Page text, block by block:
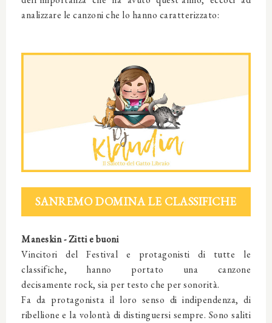
analizzare le canzoni che lo hanno caratterizzato:
SANREMO DOMINA LE CLASSIFICHE
Maneskin - Zitti e buoni
Vincitori del Festival e protagonisti di tutte le
classifiche, hanno portato una canzone
decisamente rock, sia per testo che per sonorità.
Fa da protagonista il loro senso di indipendenza, di
ribellione e la volontà di distinguersi sempre. Sono saliti